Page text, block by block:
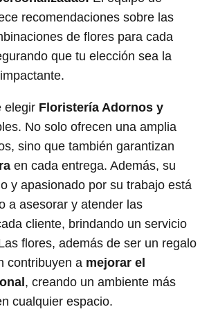
recomendaciones sobre las
de flores para cada
que tu elección sea la
elegir Floristería Adornos y
No solo ofrecen una amplia
sino que también garantizan
en cada entrega. Además, su
y apasionado por su trabajo está
a asesorar y atender las
cliente, brindando un servicio
flores, además de ser un regalo
contribuyen a mejorar el
, creando un ambiente más
cualquier espacio.